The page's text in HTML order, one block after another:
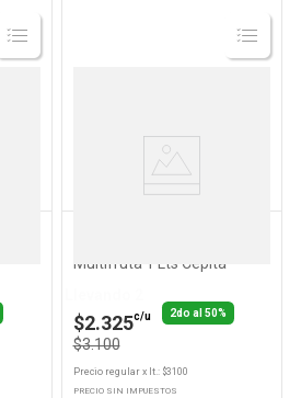
Ver
Producto
Multifruta 1 Lts Cepita
$2.325c/u 2do al 50%
$3.100
Precio regularx lt.: $3100
PRECIO SIN IMPUESTOS